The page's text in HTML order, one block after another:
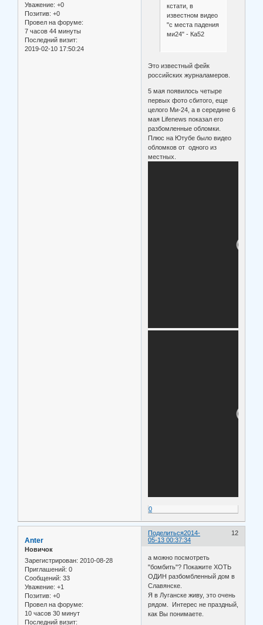
Уважение: +0
Позитив: +0
Провел на форуме:
7 часов 44 минуты
Последний визит:
2019-02-10 17:50:24
кстати, в
известном видео
"с места падения
ми24" - Ка52
Это известный фейк
российских журналамеров.
5 мая появилось четыре
первых фото сбитого, еще
целого Ми-24, а в середине 6
мая Lifenews показал его
разбомленные обломки.
Плюс на Ютубе было видео
обломков от одного из
местных.
0
Поделиться 12
2014-
05-13 00:37:34
Anter
Новичок
Зарегистрирован: 2010-08-28
Приглашений: 0
Сообщений: 33
Уважение: +1
Позитив: +0
Провел на форуме:
10 часов 30 минут
Последний визит:
а можно посмотреть
"бомбить"? Покажите ХОТЬ
ОДИН разбомбленный дом в
Славянске.
Я в Луганске живу, это очень
рядом. Интерес не праздный,
как Вы понимаете.